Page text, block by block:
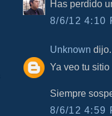
Has perdido
8/6/12 4:10
Unknown
Ya veo tu
Siempre
8/6/12 4:59